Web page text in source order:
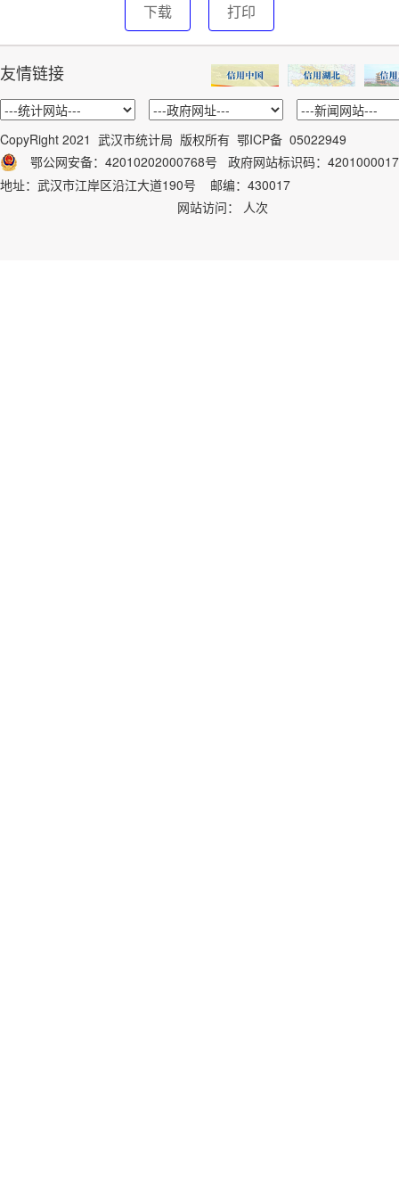
下载 打印
友情链接
CopyRight 2021 武汉市统计局 版权所有 鄂ICP备 05022949
鄂公网安备：42010202000768号 政府网站标识码： 4201000017
地址：武汉市江岸区沿江大道190号 邮编：430017
网站访问： 人次